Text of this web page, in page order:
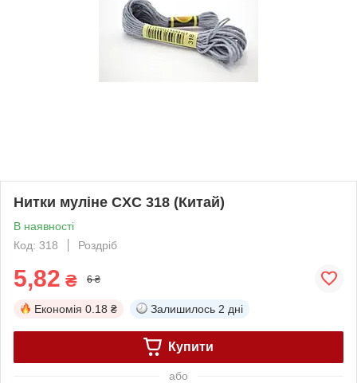
Нитки муліне CXC 318 (Китай)
В наявності
Код: 318
Роздріб
5,82 ₴ 6 ₴
Економія 0.18 ₴ Залишилось 2 дні
Купити
або